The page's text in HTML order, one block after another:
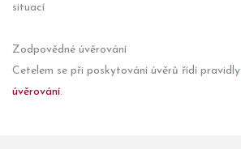
situací
Zodpovědné úvěrování
Cetelem se při poskytování úvěrů řídí pravidly
úvěrování.